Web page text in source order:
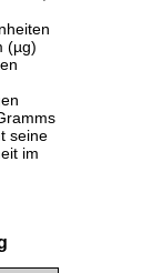
(µg)
seine
im